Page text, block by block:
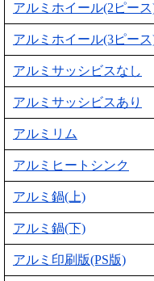
アルミホイール(2ピー
アルミホイール(3ピー
アルミサッシビスなし
アルミサッシビスあり
アルミリム
アルミヒートシンク
アルミ鍋(上)
アルミ鍋(下)
アルミ印刷版(PS版)